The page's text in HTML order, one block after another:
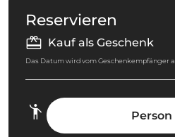
Reservieren
Kauf als Geschenk
Das Datum wird vom Geschenkempfänger
Person